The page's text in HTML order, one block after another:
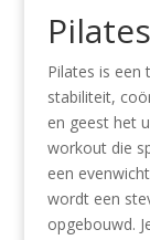
Pilates
Pilates is een
stabiliteit,
en geest het
workout die
een
wordt een
opgebouwd.